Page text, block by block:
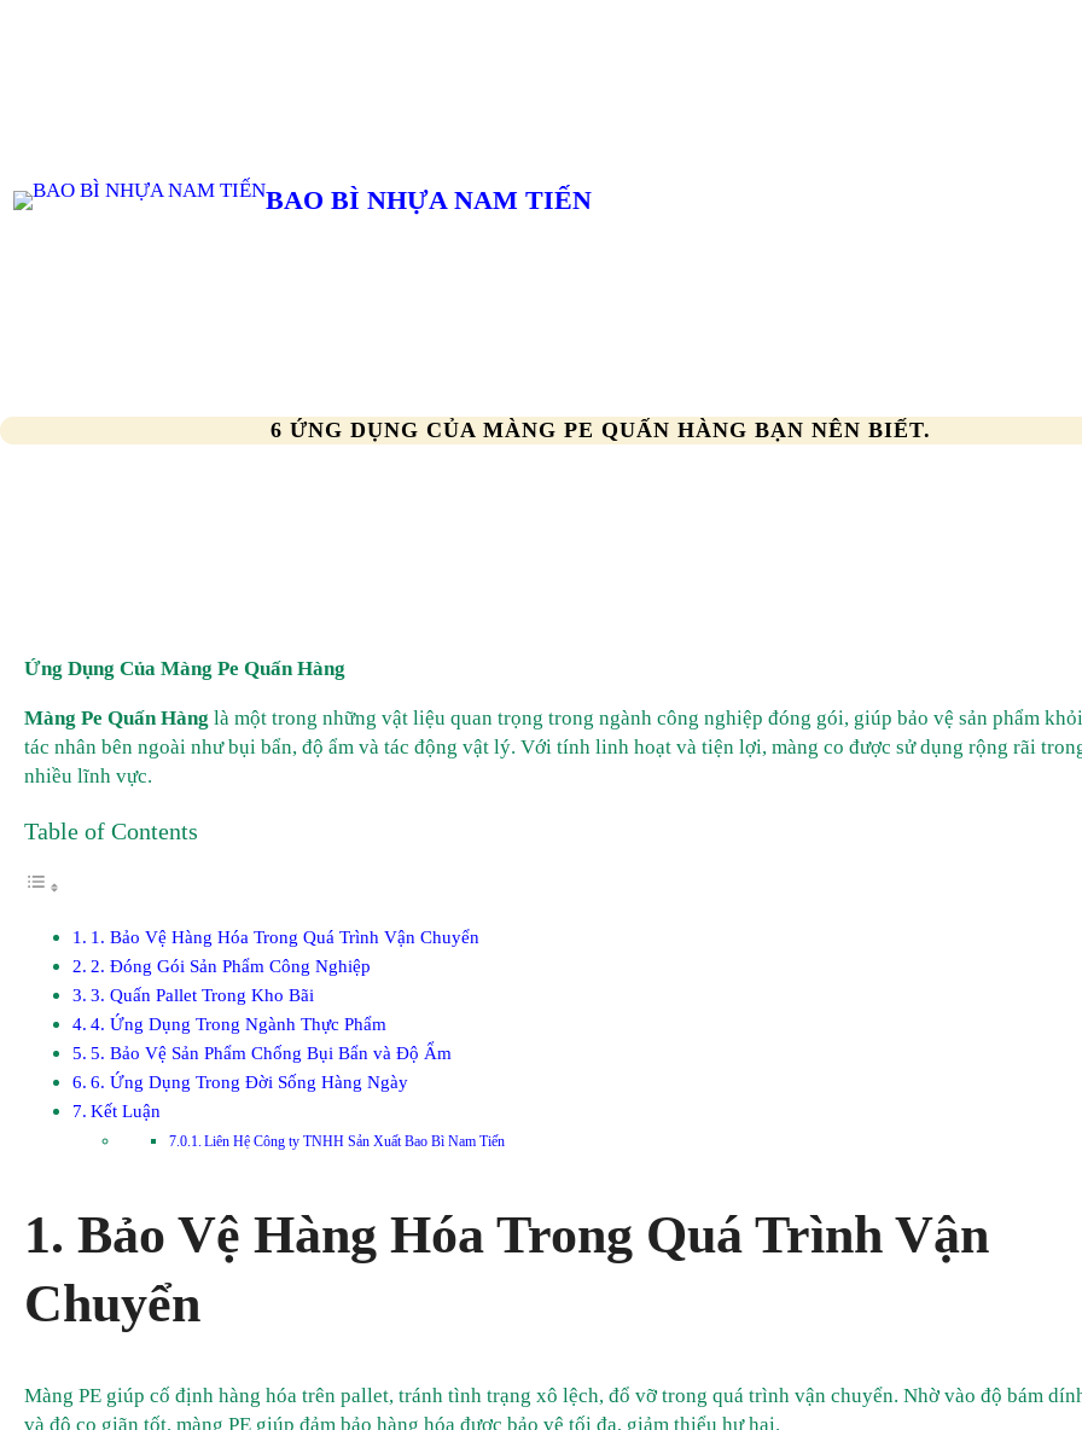
BAO BÌ NHỰA NAM TIẾN
6 ỨNG DỤNG CỦA MÀNG PE QUẤN HÀNG BẠN NÊN BIẾT.
Ứng Dụng Của Màng Pe Quấn Hàng
Màng Pe Quấn Hàng là một trong những vật liệu quan trọng trong ngành công nghiệp đóng gói, giúp bảo vệ sản phẩm
tác nhân bên ngoài như bụi bẩn, độ ẩm và tác động vật lý. Với tính linh hoạt và tiện lợi, màng co được sử dụng rộng rãi
nhiều lĩnh vực.
Table of Contents
1. Bảo Vệ Hàng Hóa Trong Quá Trình Vận Chuyển
2. Đóng Gói Sản Phẩm Công Nghiệp
3. Quấn Pallet Trong Kho Bãi
4. Ứng Dụng Trong Ngành Thực Phẩm
5. Bảo Vệ Sản Phẩm Chống Bụi Bẩn và Độ Ẩm
6. Ứng Dụng Trong Đời Sống Hàng Ngày
Kết Luận
Liên Hệ Công ty TNHH Sản Xuất Bao Bì Nam Tiến
1. Bảo Vệ Hàng Hóa Trong Quá Trình Vận
Chuyển
Màng PE giúp cố định hàng hóa trên pallet, tránh tình trạng xô lệch, đổ vỡ trong quá trình vận chuyển. Nhờ vào độ bám
và độ co giãn tốt, màng PE giúp đảm bảo hàng hóa được bảo vệ tối đa, giảm thiểu hư hại.